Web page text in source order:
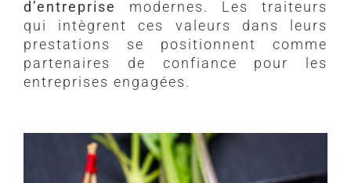
d’entreprise
modernes. Les traiteurs
qui intègrent ces valeurs dans leurs
prestations se positionnent comme
partenaires de confiance pour les
entreprises engagées.